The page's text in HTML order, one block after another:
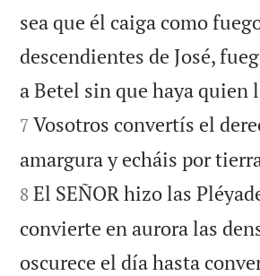
sea que él caiga como
descendientes de José,
a Betel sin que haya quien
7 Vosotros convertís el
amargura y echáis por
8 El SEÑOR hizo las
convierte en aurora las
oscurece el día hasta